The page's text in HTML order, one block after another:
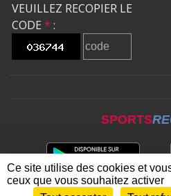
VEUILLEZ RECOPIER LE
CODE * :
SPORTS
Ce site utilise des cookies et
ceux que vous souhaitez activer